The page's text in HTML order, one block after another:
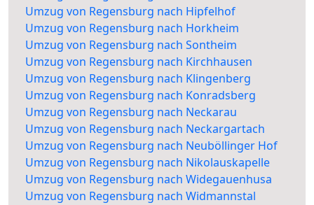
Umzug von Regensburg nach Hipfelhof
Umzug von Regensburg nach Horkheim
Umzug von Regensburg nach Sontheim
Umzug von Regensburg nach Kirchhausen
Umzug von Regensburg nach Klingenberg
Umzug von Regensburg nach Konradsberg
Umzug von Regensburg nach Neckarau
Umzug von Regensburg nach Neckargartach
Umzug von Regensburg nach Neuböllinger Hof
Umzug von Regensburg nach Nikolauskapelle
Umzug von Regensburg nach Widegauenhusa
Umzug von Regensburg nach Widmannstal